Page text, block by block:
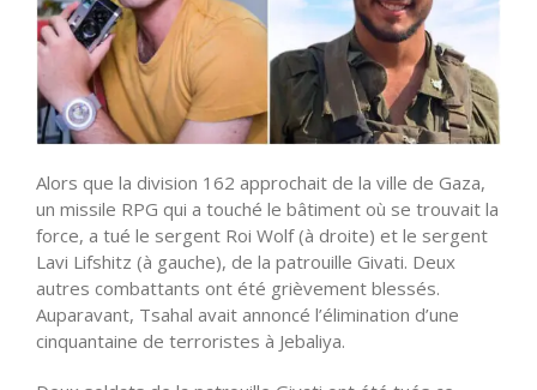
Alors que la division 162 approchait de la ville de Gaza,
un missile RPG qui a touché le bâtiment où se trouvait la
force, a tué le sergent Roi Wolf (à droite) et le sergent
Lavi Lifshitz (à gauche), de la patrouille Givati. Deux
autres combattants ont été grièvement blessés.
Auparavant, Tsahal avait annoncé l’élimination d’une
cinquantaine de terroristes à Jebaliya.